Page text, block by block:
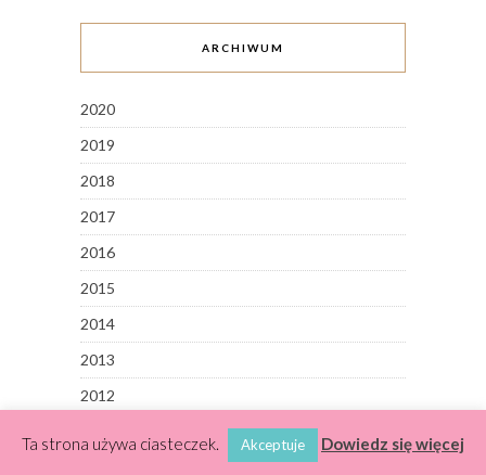
ARCHIWUM
2020
2019
2018
2017
2016
2015
2014
2013
2012
Ta strona używa ciasteczek. Akceptuje Dowiedz się więcej